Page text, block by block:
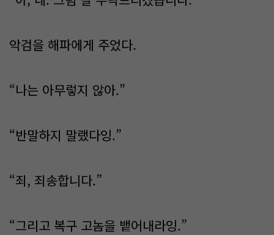
악검을 해파에게 주었다.
“나는 아무렇지 않아.”
“반말하지 말랬다잉.”
“죄, 죄송합니다.”
“그리고 복구 고놈을 뱉어내라잉.”